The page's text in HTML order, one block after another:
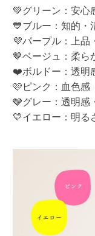
💚グリーン：安心
💙ブルー：知的・
💜パープル：上品
🤎ベージュ：柔ら
❤️ボルドー：透明
🩷ピンク：血色感
🩶グレー：透明感
💛イエロー：明る